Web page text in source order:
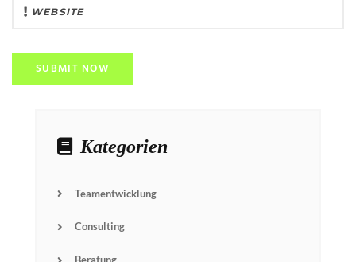
Kategorien
Teamentwicklung
Consulting